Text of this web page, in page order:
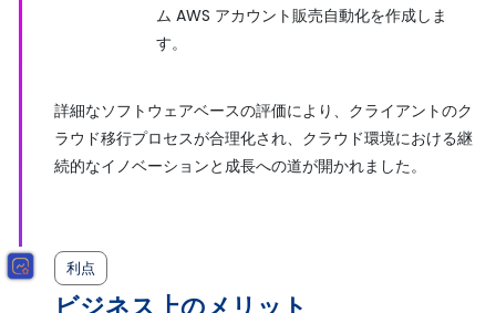
ム AWS アカウント販売自動化を作成しま
す。
詳細なソフトウェアベースの評価により、クライアントのク
ラウド移行プロセスが合理化され、クラウド環境における継
続的なイノベーションと成長への道が開かれました。
利点
ビジネス上のメリット